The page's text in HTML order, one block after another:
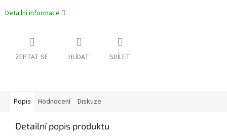
Detailní informace
ZEPTAT SE HLÍDAT SDÍLET
Popis Hodnocení Diskuze
Detailní popis produktu